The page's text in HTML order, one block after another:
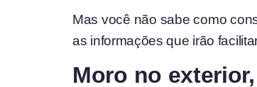
Mas você não sabe como
as informações que irão
Moro no